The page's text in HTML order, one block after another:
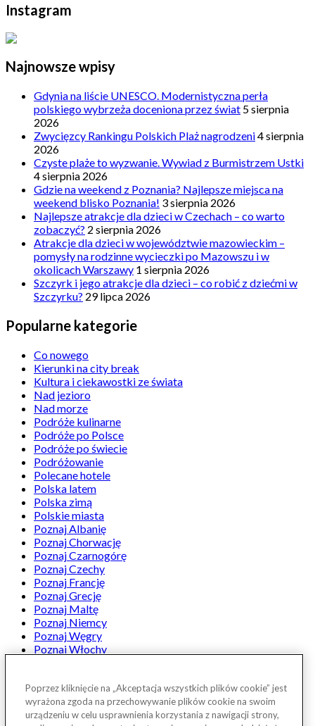
Instagram
Najnowsze wpisy
Gdynia na liście UNESCO. Modernistyczna perła
polskiego wybrzeża doceniona przez świat 5 sierpnia
2026
Zwycięzcy Rankingu Polskich Plaż nagrodzeni4 sierpnia
2026
Czyste plaże to wyzwanie. Wywiad z Burmistrzem Ustki
4 sierpnia 2026
Gdzie na weekend z Poznania? Najlepsze miejsca na
weekend blisko Poznania! 3 sierpnia 2026
Najlepsze atrakcje dla dzieci w Czechach – co warto
zobaczyć? 2 sierpnia 2026
Atrakcje dla dzieci w województwie mazowieckim –
pomysły na rodzinne wycieczki po Mazowszu i w
okolicach Warszawy 1 sierpnia 2026
Szczyrk i jego atrakcje dla dzieci – co robić z dziećmi w
Szczyrku? 29 lipca 2026
Popularne kategorie
Co nowego
Kierunki na city break
Kultura i ciekawostki ze świata
Nad jezioro
Nad morze
Podróże kulinarne
Podróże po Polsce
Podróże po świecie
Podróżowanie
Polecane hotele
Polska latem
Polska zimą
Polskie miasta
Poznaj Albanię
Poznaj Chorwację
Poznaj Czarnogórę
Poznaj Czechy
Poznaj Francję
Poznaj Grecję
Poznaj Maltę
Poznaj Niemcy
Poznaj Węgry
Poznaj Włochy
Rozmowy Travelist
W góry
Weekend w Polsce z Państwem Torres
Poprzez kliknięcie na „Akceptacja wszystkich plików cookie” jest
wyrażona zgoda na przechowywanie plików cookie na swoim
urządzeniu w celu usprawnienia korzystania z nawigacji strony,